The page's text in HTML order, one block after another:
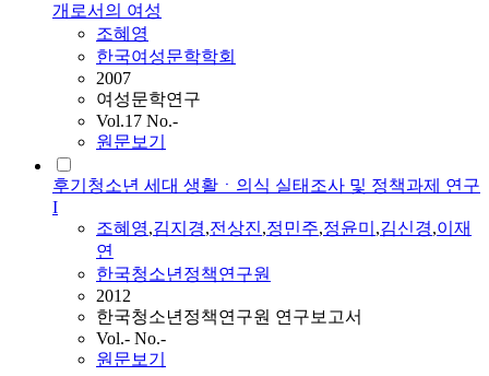
개로서의 여성
조혜영
한국여성문학학회
2007
여성문학연구
Vol.17 No.-
원문보기
후기청소년 세대 생활ㆍ의식 실태조사 및 정책과제 연구
I
조혜영,김지경,전상진,정민주,정윤미 ,김신경,이재
연
한국청소년정책연구원
2012
한국청소년정책연구원 연구보고서
Vol.- No.-
원문보기